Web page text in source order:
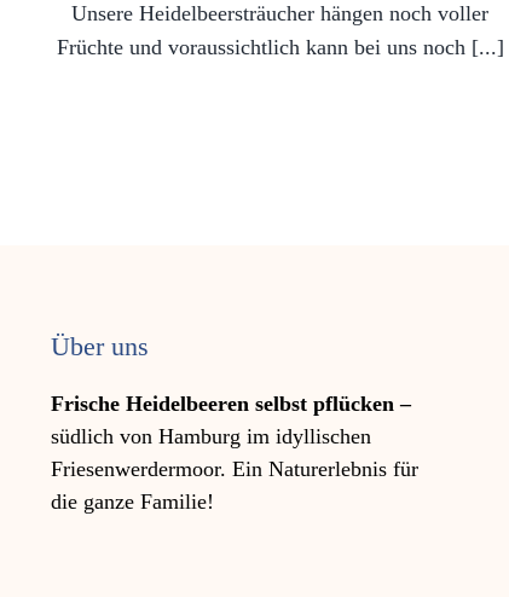
Unsere Heidelbeersträucher hängen noch voller
Früchte und voraussichtlich kann bei uns noch [...]
Über uns
Frische Heidelbeeren selbst pflücken –
südlich von Hamburg im idyllischen
Friesen­werder­moor. Ein Natur­erleb­nis für
die ganze Familie!